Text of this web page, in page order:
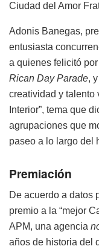
Ciudad del Amor
Adonis Banegas,
entusiasta
a quienes felicitó
Rican Day Parade,
creatividad y talento
Interior”, tema que
agrupaciones que
paseo a lo largo del
Premiación
De acuerdo a datos
premio a la “mejor
APM, una agencia
años de historia del